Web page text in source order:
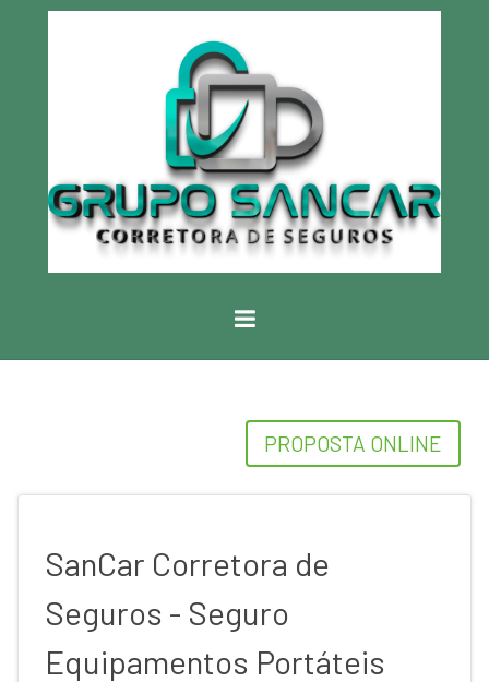
PROPOSTA ONLINE
SanCar Corretora de
Seguros - Seguro
Equipamentos Portáteis